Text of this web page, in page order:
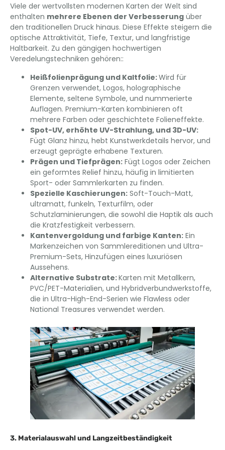
Viele der wertvollsten modernen Karten der Welt sind
enthalten mehrere Ebenen der Verbesserung über
den traditionellen Druck hinaus. Diese Effekte steigern die
optische Attraktivität, Tiefe, Textur, und langfristige
Haltbarkeit. Zu den gängigen hochwertigen
Veredelungstechniken gehören::
Heißfolienprägung und Kaltfolie:Wird für
Grenzen verwendet, Logos, holographische
Elemente, seltene Symbole, und nummerierte
Auflagen. Premium-Karten kombinieren oft
mehrere Farben oder geschichtete Folieneffekte.
Spot-UV, erhöhte UV-Strahlung, und 3D-UV:
Fügt Glanz hinzu, hebt Kunstwerkdetails hervor, und
erzeugt geprägte erhabene Texturen.
Prägen und Tiefprägen: Fügt Logos oder Zeichen
ein geformtes Relief hinzu, häufig in limitierten
Sport- oder Sammlerkarten zu finden.
Spezielle Kaschierungen: Soft-Touch-Matt,
ultramatt, funkeln, Texturfilm, oder
Schutzlaminierungen, die sowohl die Haptik als auch
die Kratzfestigkeit verbessern.
Kantenvergoldung und farbige Kanten: Ein
Markenzeichen von Sammlereditionen und Ultra-
Premium-Sets, Hinzufügen eines luxuriösen
Aussehens.
Alternative Substrate:Karten mit Metallkern,
PVC/PET-Materialien, und Hybridverbundwerkstoffe,
die in Ultra-High-End-Serien wie Flawless oder
National Treasures verwendet werden.
3. Materialauswahl und Langzeitbeständigkeit